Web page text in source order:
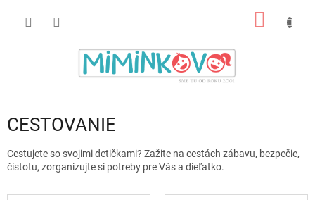
CESTOVANIE
Cestujete so svojimi detičkami? Zažite na cestách zábavu, bezpečie,
čistotu, zorganizujte si potreby pre Vás a dieťatko.